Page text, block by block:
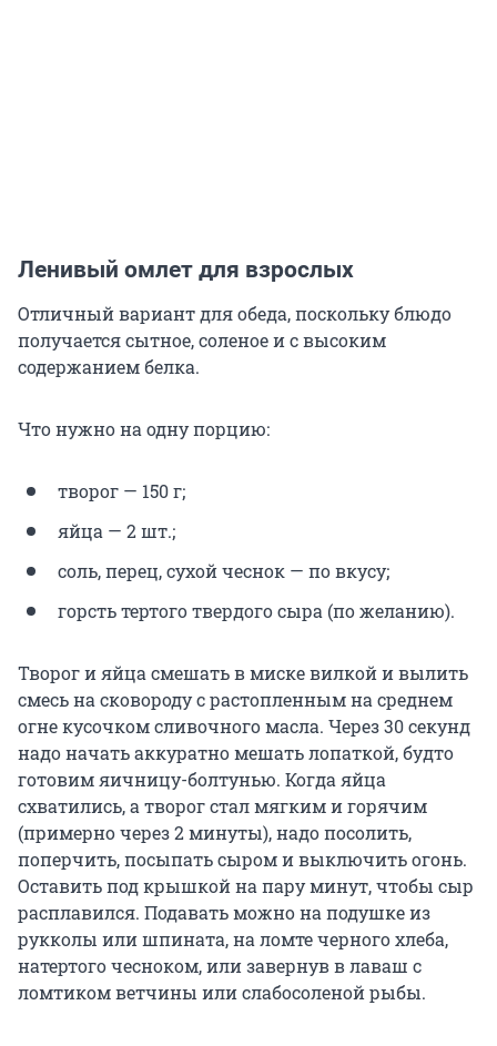
Ленивый омлет для взрослых
Отличный вариант для обеда, поскольку блюдо
получается сытное, соленое и с высоким
содержанием белка.
Что нужно на одну порцию:
творог — 150 г;
яйца — 2 шт.;
соль, перец, сухой чеснок — по вкусу;
горсть тертого твердого сыра (по желанию).
Творог и яйца смешать в миске вилкой и вылить
смесь на сковороду с растопленным на среднем
огне кусочком сливочного масла. Через 30 секунд
надо начать аккуратно мешать лопаткой, будто
готовим яичницу-болтунью. Когда яйца
схватились, а творог стал мягким и горячим
(примерно через 2 минуты), надо посолить,
поперчить, посыпать сыром и выключить огонь.
Оставить под крышкой на пару минут, чтобы сыр
расплавился. Подавать можно на подушке из
рукколы или шпината, на ломте черного хлеба,
натертого чесноком, или завернув в лаваш с
ломтиком ветчины или слабосоленой рыбы.